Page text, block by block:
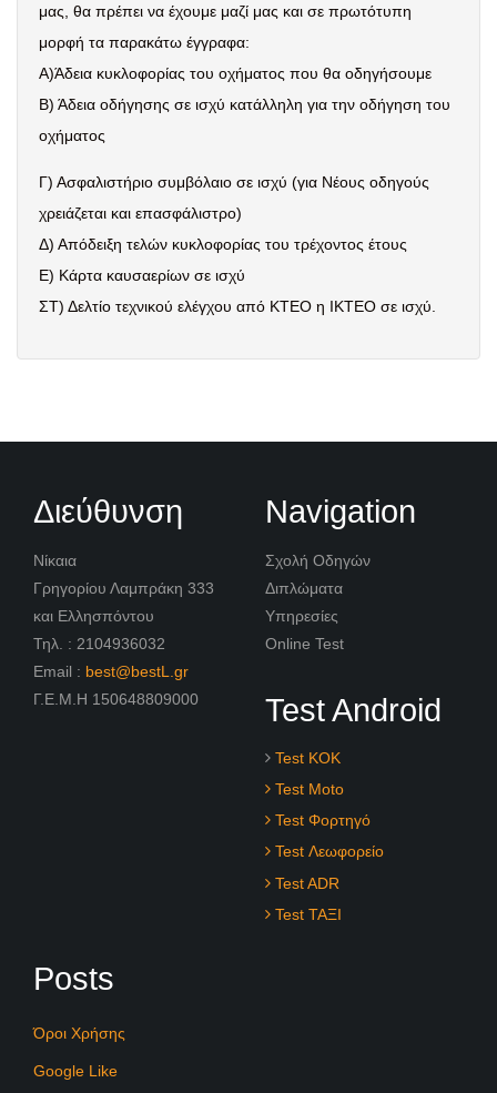
μας, θα πρέπει να έχουμε μαζί μας και σε πρωτότυπη
μορφή τα παρακάτω έγγραφα:
Α)Άδεια κυκλοφορίας του οχήματος που θα οδηγήσουμε
Β) Άδεια οδήγησης σε ισχύ κατάλληλη για την οδήγηση του
οχήματος
Γ) Ασφαλιστήριο συμβόλαιο σε ισχύ (για Νέους οδηγούς
χρειάζεται και επασφάλιστρο)
Δ) Απόδειξη τελών κυκλοφορίας του τρέχοντος έτους
Ε) Κάρτα καυσαερίων σε ισχύ
ΣΤ) Δελτίο τεχνικού ελέγχου από ΚΤΕΟ η ΙΚΤΕΟ σε ισχύ.
Διεύθυνση
Νίκαια
Γρηγορίου Λαμπράκη 333
και Ελλησπόντου
Τηλ. : 2104936032
Email : best@bestL.gr
Γ.Ε.Μ.Η 150648809000
Navigation
Σχολή Οδηγών
Διπλώματα
Υπηρεσίες
Online Test
Test Android
Test KOK
Test Moto
Test Φορτηγό
Test Λεωφορείο
Test ADR
Test ΤΑΞΙ
Posts
Όροι Χρήσης
Google Like